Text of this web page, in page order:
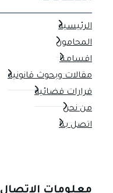
الرئيسية
المحامون
اقسامنا
مقالات وبحوث قانونية
قرارات قضائية
من نحن
اتصل بنا